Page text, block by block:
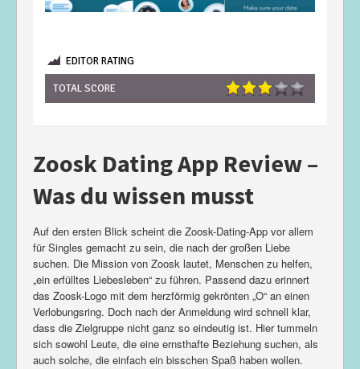
EDITOR RATING
TOTAL SCORE
Zoosk Dating App Review –
Was du wissen musst
Auf den ersten Blick scheint die Zoosk-Dating-App vor allem
für Singles gemacht zu sein, die nach der großen Liebe
suchen. Die Mission von Zoosk lautet, Menschen zu helfen,
„ein erfülltes Liebesleben“ zu führen. Passend dazu erinnert
das Zoosk-Logo mit dem herzförmig gekrönten „O“ an einen
Verlobungsring. Doch nach der Anmeldung wird schnell klar,
dass die Zielgruppe nicht ganz so eindeutig ist. Hier tummeln
sich sowohl Leute, die eine ernsthafte Beziehung suchen, als
auch solche, die einfach ein bisschen Spaß haben wollen.